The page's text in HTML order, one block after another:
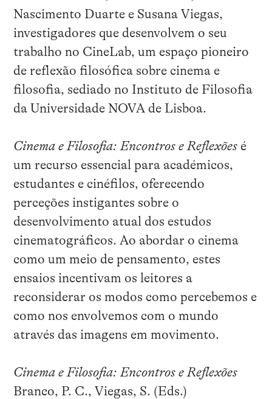
Nascimento Duarte e Susana Viegas,
investigadores que desenvolvem o seu
trabalho no CineLab, um espaço pioneiro
de reflexão filosófica sobre cinema e
filosofia, sediado no Instituto de Filosofia
da Universidade NOVA de Lisboa.
Cinema e Filosofia: Encontros e Reflexõesé
um recurso essencial para académicos,
estudantes e cinéfilos, oferecendo
perceções instigantes sobre o
desenvolvimento atual dos estudos
cinematográficos. Ao abordar o cinema
como um meio de pensamento, estes
ensaios incentivam os leitores a
reconsiderar os modos como percebemos e
como nos envolvemos com o mundo
através das imagens em movimento.
Cinema e Filosofia: Encontros e Reflexões
Branco, P. C., Viegas, S. (Eds.)